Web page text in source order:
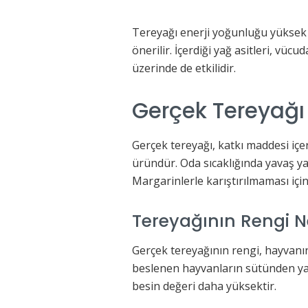
Tereyağı enerji yoğunluğu
önerilir. İçerdiği yağ asitleri,
üzerinde de etkilidir.
Gerçek Tereyağı
Gerçek tereyağı, katkı maddesi
üründür. Oda sıcaklığında yavaş
Margarinlerle karıştırılmaması
Tereyağının Rengi
Gerçek tereyağının rengi,
beslenen hayvanların sütünden
besin değeri daha yüksektir.